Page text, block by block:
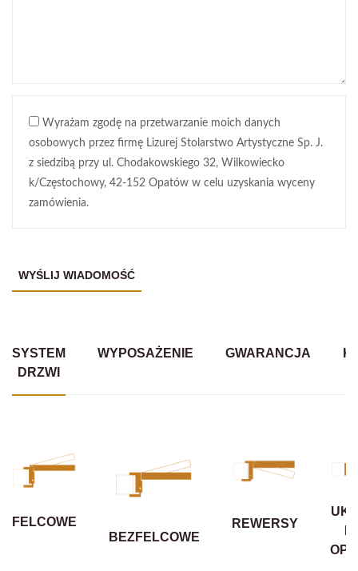
Wyrażam zgodę na przetwarzanie moich danych
osobowych przez firmę Lizurej Stolarstwo Artystyczne Sp. J.
z siedzibą przy ul. Chodakowskiego 32, Wilkowiecko
k/Częstochowy, 42-152 Opatów w celu uzyskania wyceny
zamówienia.
SYSTEM
DRZWI
WYPOSAŻENIE GWARANCJA
FELCOWE
BEZFELCOWE
REWERSY